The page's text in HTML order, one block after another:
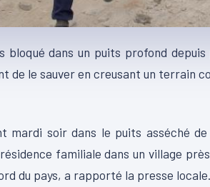
bloqué dans un puits profond
de le sauver en creusant un terrain
mardi soir dans le puits asséché
familiale dans un village
du pays, a rapporté la presse locale.